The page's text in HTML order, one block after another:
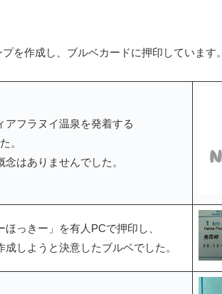
を作成し、ブルベカードに押印しています。
アフラヌイ温泉を発着する
。
はありませんでした。
っきー」を有人PCで押印し、
成しようと決意したブルベでした。